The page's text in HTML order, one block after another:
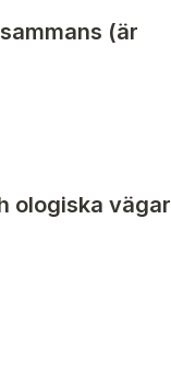
(är
ologiska vägar